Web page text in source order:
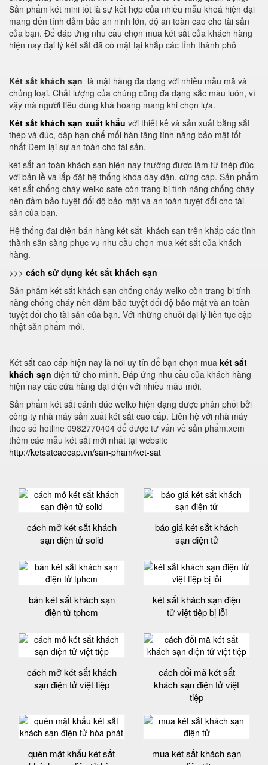
Sản phẩm két mini tốt là sự kết hợp của nhiều mẫu khoá hiện đại
mang đến tính đảm bảo an ninh lớn, độ an toàn cao cho tài sản
của bạn. Để đáp ứng nhu cầu chọn mua két sắt của khách hàng
hiện nay đại lý két sắt đã có mặt tại khắp các tỉnh thành phố
Két sắt khách sạn là mặt hàng đa dạng với nhiều mẫu mã và
chủng loại. Chất lượng của chúng cũng đa dạng sắc màu luôn, vì
vậy mà người tiêu dùng khá hoang mang khi chọn lựa.
Két sắt khách sạn xuất khẩu với thiết kế và sản xuất bằng sắt
thép và đúc, dập hạn chế mối hàn tăng tính năng bảo mật tốt
nhất Đem lại sự an toàn cho tài sản.
két sắt an toàn khách sạn hiện nay thường được làm từ thép đúc
với bản lề và lắp đặt hệ thống khóa dày dặn, cứng cáp. Sản phẩm
két sắt chống cháy welko safe còn trang bị tính năng chống cháy
nên đảm bảo tuyệt đối độ bảo mật và an toàn tuyệt đối cho tài
sản của bạn.
Hệ thống đại diện bán hàng két sắt khách sạn trên khắp các tỉnh
thành sẵn sàng phục vụ nhu cầu chọn mua két sắt của khách
hàng.
>>> cách sử dụng két sắt khách sạn
Sản phẩm két sắt khách sạn chống cháy welko còn trang bị tính
năng chống cháy nên đảm bảo tuyệt đối độ bảo mật và an toàn
tuyệt đối cho tài sản của bạn. Với những chuỗi đại lý liên tục cập
nhật sản phẩm mới.
Két sắt cao cấp hiện nay là nơi uy tín để bạn chọn mua két sắt
khách sạn điện tử cho mình. Đáp ứng nhu cầu của khách hàng
hiện nay các cửa hàng đại diện với nhiều mẫu mới.
Sản phẩm két sắt cánh đúc welko hiện đạng được phân phối bởi
công ty nhà máy sản xuất két sắt cao cấp. Liên hệ với nhà máy
theo số hotline 0982770404 để được tư vấn về sản phẩm.xem
thêm các mẫu két sắt mới nhất tại website
http://ketsatcaocap.vn/san-pham/ket-sat
cách mở két sắt khách
sạn điện tử solid
báo giá két sắt khách
sạn điện tử
bán két sắt khách sạn
điện tử tphcm
két sắt khách sạn điện
tử việt tiệp bị lỗi
cách mở két sắt khách
sạn điện tử việt tiệp
cách đổi mã két sắt
khách sạn điện tử việt
tiệp
quên mật khẩu két sắt
mua két sắt khách sạn